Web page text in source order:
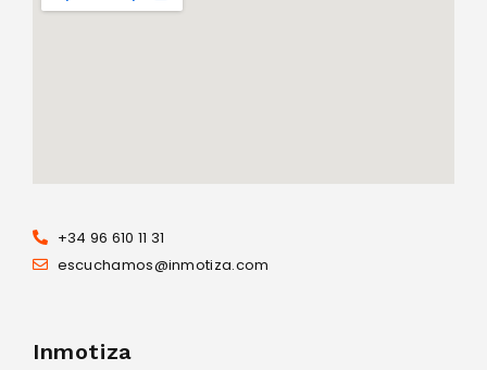
+34 96 610 11 31
escuchamos@inmotiza.com
Inmotiza